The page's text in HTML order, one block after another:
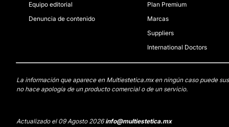
Equipo editorial
Denuncia de contenido
Plan Premium
Marcas
Suppliers
International Doctors
La información que aparece en Multiestetica.mx en ningún caso puede
no hace apología de un producto comercial o de un servicio.
Actualizado el 09 Agosto 2026info@multiestetica.mx